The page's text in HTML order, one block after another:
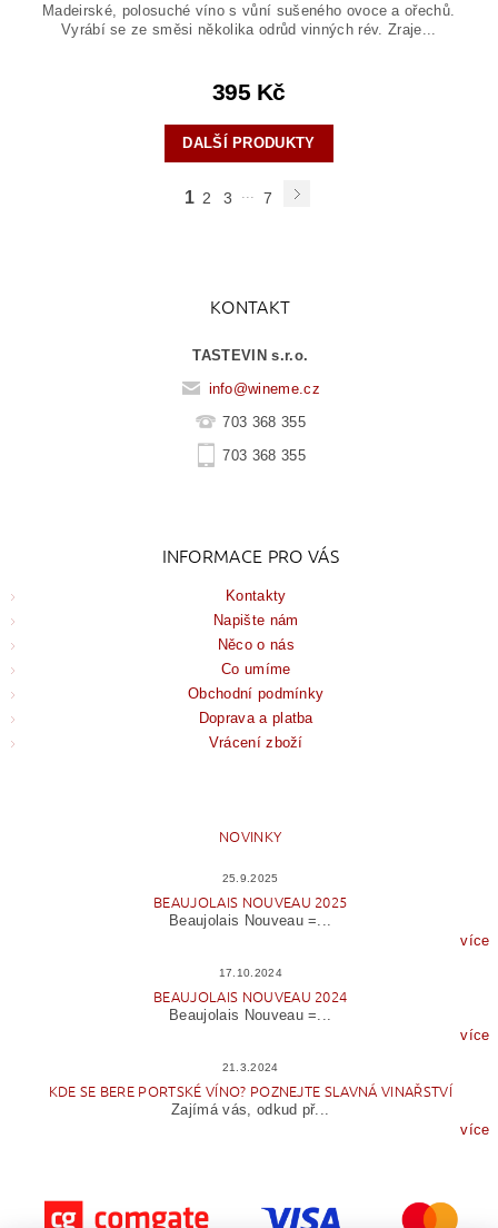
Madeirské, polosuché víno s vůní sušeného ovoce a ořechů.
Vyrábí se ze směsi několika odrůd vinných rév. Zraje...
395 Kč
DALŠÍ PRODUKTY
1 2 3 ... 7
KONTAKT
TASTEVIN s.r.o.
info@wineme.cz
703 368 355
703 368 355
INFORMACE PRO VÁS
Kontakty
Napište nám
Něco o nás
Co umíme
Obchodní podmínky
Doprava a platba
Vrácení zboží
NOVINKY
25.9.2025
BEAUJOLAIS NOUVEAU 2025
Beaujolais Nouveau =...
více
17.10.2024
BEAUJOLAIS NOUVEAU 2024
Beaujolais Nouveau =...
více
21.3.2024
KDE SE BERE PORTSKÉ VÍNO? POZNEJTE SLAVNÁ VINAŘSTVÍ
Zajímá vás, odkud př...
více